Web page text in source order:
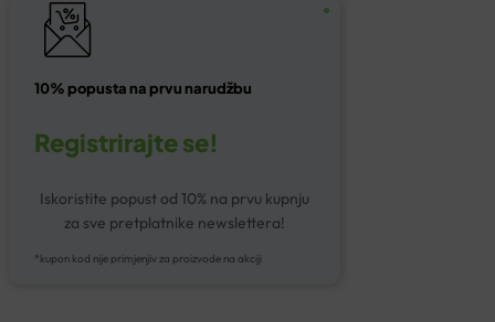
10% popusta na prvu narudžbu
Registrirajte se!
Iskoristite popust od 10% na prvu kupnju
za sve pretplatnike newslettera!
*kupon kod nije primjenjiv za proizvode na akciji